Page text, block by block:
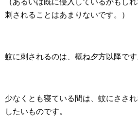
（あるいは既に侵入しているかもしれ
刺されることはあまりないです。）
蚊に刺されるのは、概ね夕方以降です
少なくとも寝ている間は、蚊にささ
したいものです。